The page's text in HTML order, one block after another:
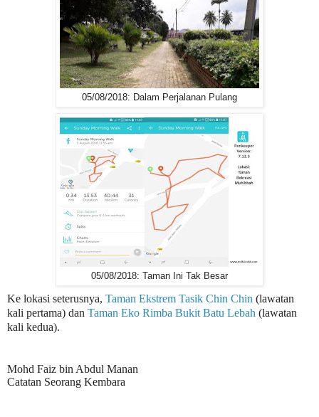
05/08/2018: Dalam Perjalanan Pulang
05/08/2018: Taman Ini Tak Besar
Ke lokasi seterusnya, Taman Ekstrem Tasik Chin Chin (lawatan
kali pertama) dan Taman Eko Rimba Bukit Batu Lebah (lawatan
kali kedua).
Mohd Faiz bin Abdul Manan
Catatan Seorang Kembara